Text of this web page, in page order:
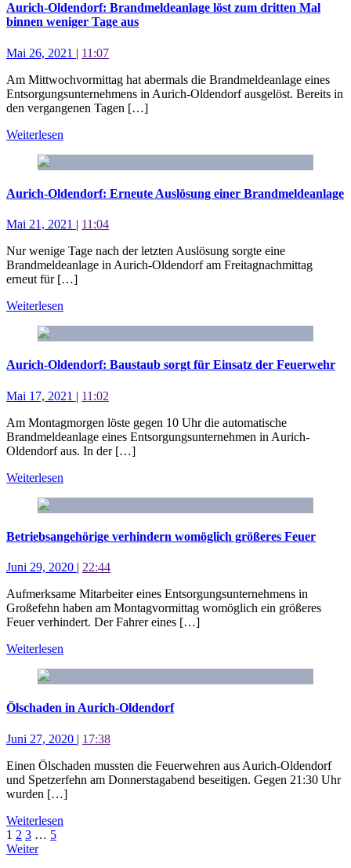
Aurich-Oldendorf: Brandmeldeanlage löst zum dritten Mal
binnen weniger Tage aus
Mai 26, 2021 | 11:07
Am Mittwochvormittag hat abermals die Brandmeldeanlage eines
Entsorgungsunternehmens in Aurich-Oldendorf ausgelöst. Bereits in
den vergangenen Tagen […]
Weiterlesen
Aurich-Oldendorf: Erneute Auslösung einer Brandmeldeanlage
Mai 21, 2021 | 11:04
Nur wenige Tage nach der letzten Auslösung sorgte eine
Brandmeldeanlage in Aurich-Oldendorf am Freitagnachmittag
erneut für […]
Weiterlesen
Aurich-Oldendorf: Baustaub sorgt für Einsatz der Feuerwehr
Mai 17, 2021 | 11:02
Am Montagmorgen löste gegen 10 Uhr die automatische
Brandmeldeanlage eines Entsor­gungsunternehmen in Aurich-
Oldendorf aus. In der […]
Weiterlesen
Betriebsangehörige verhindern womöglich größeres Feuer
Juni 29, 2020 | 22:44
Aufmerksame Mitarbeiter eines Entsorgungsunternehmens in
Großefehn haben am Montagvormittag womöglich ein größeres
Feuer verhindert. Der Fahrer eines […]
Weiterlesen
Ölschaden in Aurich-Oldendorf
Juni 27, 2020 | 17:38
Einen Ölschaden mussten die Feuerwehren aus Aurich-Oldendorf
und Spetzerfehn am Donnerstagabend beseitigen. Gegen 21:30 Uhr
wurden […]
Weiterlesen
1 2 3 … 5
Weiter